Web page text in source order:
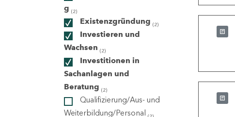
g (2)
Existenzgründung (2)
Investieren und
Wachsen (2)
Investitionen in
Sachanlagen und
Beratung (2)
Qualifizierung/Aus- und
Weiterbildung/Personal